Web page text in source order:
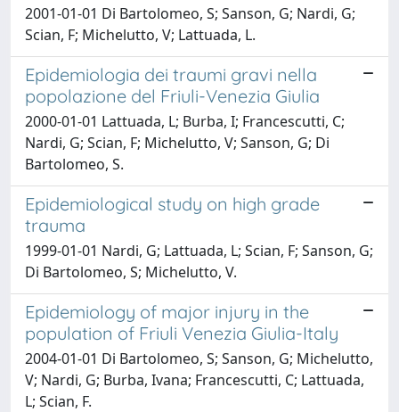
2001-01-01 Di Bartolomeo, S; Sanson, G; Nardi, G;
Scian, F; Michelutto, V; Lattuada, L.
Epidemiologia dei traumi gravi nella
popolazione del Friuli-Venezia Giulia
2000-01-01 Lattuada, L; Burba, I; Francescutti, C;
Nardi, G; Scian, F; Michelutto, V; Sanson, G; Di
Bartolomeo, S.
Epidemiological study on high grade
trauma
1999-01-01 Nardi, G; Lattuada, L; Scian, F; Sanson, G;
Di Bartolomeo, S; Michelutto, V.
Epidemiology of major injury in the
population of Friuli Venezia Giulia-Italy
2004-01-01 Di Bartolomeo, S; Sanson, G; Michelutto,
V; Nardi, G; Burba, Ivana; Francescutti, C; Lattuada,
L; Scian, F.